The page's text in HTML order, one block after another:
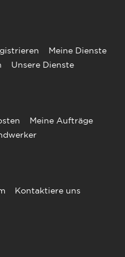
Meine Dienste
Unsere Dienste
Meine Aufträge
Kontaktiere uns